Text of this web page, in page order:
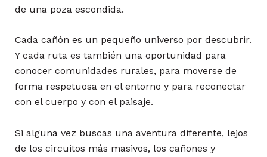
de una poza escondida.
Cada cañón es un pequeño universo por descubrir.
Y cada ruta es también una oportunidad para
conocer comunidades rurales, para moverse de
forma respetuosa en el entorno y para reconectar
con el cuerpo y con el paisaje.
Si alguna vez buscas una aventura diferente, lejos
de los circuitos más masivos, los cañones y